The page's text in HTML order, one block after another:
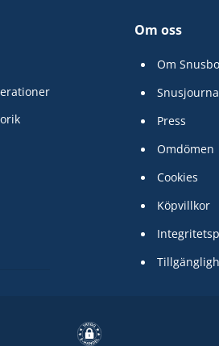
Om oss
Om
Press
Omdömen
Cookies
Köpvillkor